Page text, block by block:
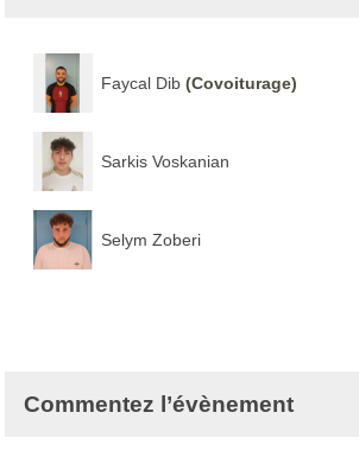
Faycal Dib (Covoiturage)
Sarkis Voskanian
Selym Zoberi
Commentez l’évènement